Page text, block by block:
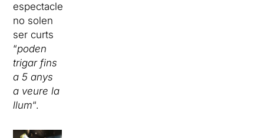
espectacle
no solen
ser curts
“poden
trigar fins
a 5 anys
a veure la
llum“.